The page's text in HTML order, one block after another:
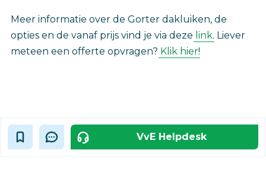
Meer informatie over de Gorter dakluiken, de
opties en de vanaf prijs vind je via deze link. Liever
meteen een offerte opvragen? Klik hier!
VvE Helpdesk